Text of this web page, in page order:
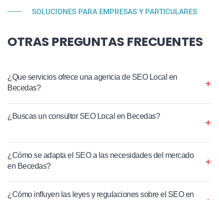
SOLUCIONES PARA EMPRESAS Y PARTICULARES
OTRAS PREGUNTAS FRECUENTES
¿Que servicios ofrece una agencia de SEO Local en
Becedas?
¿Buscas un consultor SEO Local en Becedas?
¿Cómo se adapta el SEO a las necesidades del mercado
en Becedas?
¿Cómo influyen las leyes y regulaciones sobre el SEO en